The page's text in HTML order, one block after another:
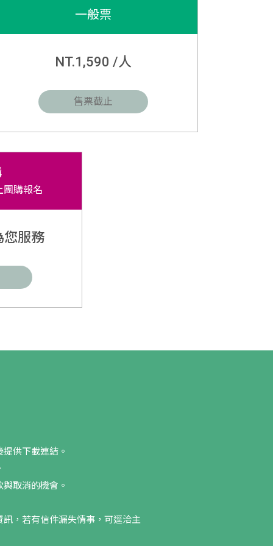
一般票
NT.1,590 /人
售票截止
團購報名
您服務
供下載連結。
取消的機會。
，若有信件漏失情事，可逕洽主